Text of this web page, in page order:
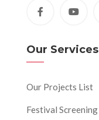
Our Services
Our Projects List
Festival Screening